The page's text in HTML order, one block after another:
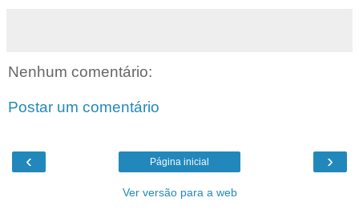
Nenhum comentário:
Postar um comentário
‹ ›
Página inicial
Ver versão para a web